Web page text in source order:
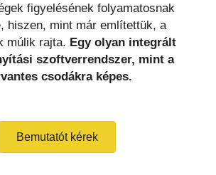
figyelésének folyamatosnak
hiszen, mint már említettük, a
múlik rajta. Egy olyan integrált
szoftverrendszer, mint a
csodákra képes.
Bemutatót kérek